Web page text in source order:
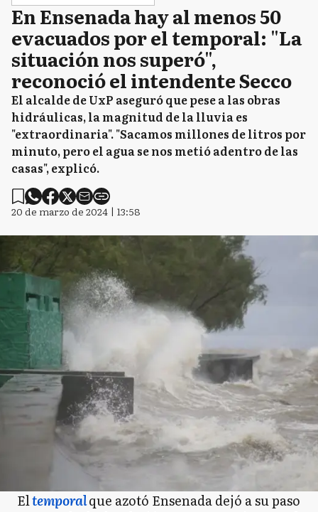
En Ensenada hay al menos 50
evacuados por el temporal: "La
situación nos superó",
reconoció el intendente Secco
El alcalde de UxP aseguró que pese a las obras
hidráulicas, la magnitud de la lluvia es
"extraordinaria". "Sacamos millones de litros por
minuto, pero el agua se nos metió adentro de las
casas", explicó.
20 de marzo de 2024 | 13:58
Eltemporalque azotó Ensenada dejó a su paso